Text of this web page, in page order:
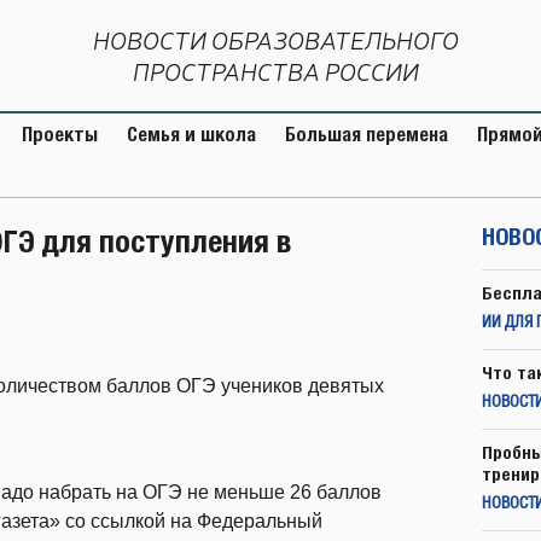
НОВОСТИ ОБРАЗОВАТЕЛЬНОГО
ПРОСТРАНСТВА РОССИИ
Проекты Семья и школа Большая перемена
для поступления в
баллов ОГЭ учеников девятых
набрать на ОГЭ не меньше 26 баллов
со ссылкой на Федеральный
ИИ ДЛЯ
Что